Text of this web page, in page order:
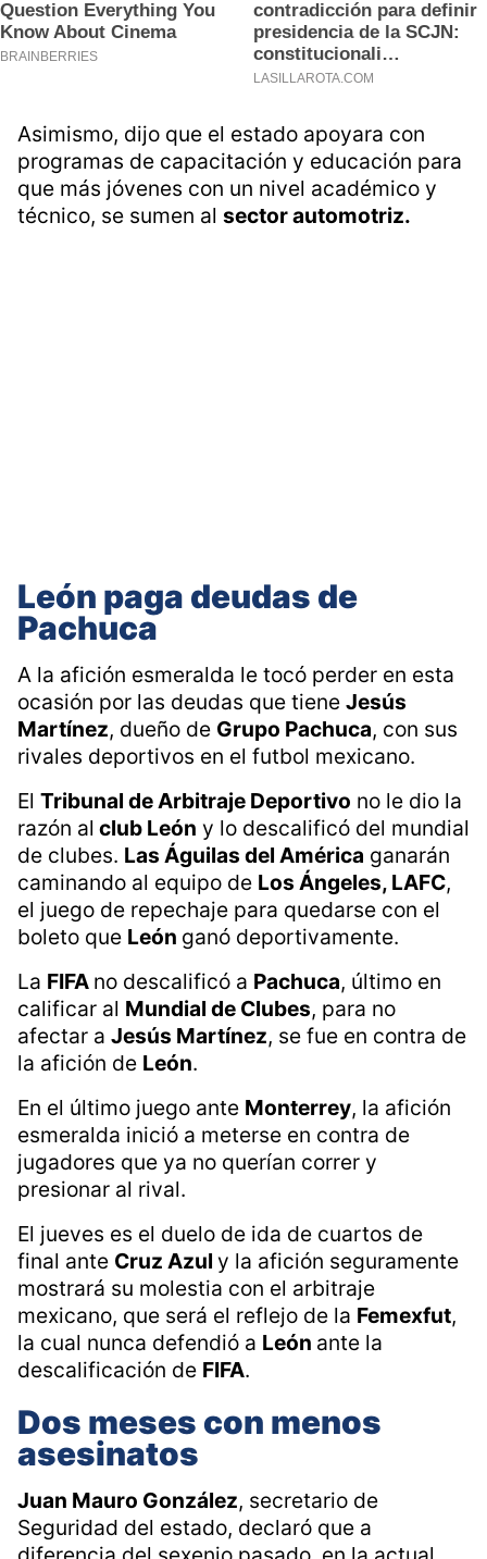
Asimismo, dijo que el estado apoyara con
programas de capacitación y educación para
que más jóvenes con un nivel académico y
técnico, se sumen al sector automotriz.
León paga deudas de
Pachuca
A la afición esmeralda le tocó perder en esta
ocasión por las deudas que tiene Jesús
Martínez, dueño de Grupo Pachuca, con sus
rivales deportivos en el futbol mexicano.
El Tribunal de Arbitraje Deportivo no le dio la
razón al club León y lo descalificó del mundial
de clubes. Las Águilas del América ganarán
caminando al equipo de Los Ángeles, LAFC,
el juego de repechaje para quedarse con el
boleto que León ganó deportivamente.
La FIFA no descalificó a Pachuca, último en
calificar al Mundial de Clubes, para no
afectar a Jesús Martínez, se fue en contra de
la afición de León.
En el último juego ante Monterrey, la afición
esmeralda inició a meterse en contra de
jugadores que ya no querían correr y
presionar al rival.
El jueves es el duelo de ida de cuartos de
final ante Cruz Azul y la afición seguramente
mostrará su molestia con el arbitraje
mexicano, que será el reflejo de la Femexfut,
la cual nunca defendió a León ante la
descalificación de FIFA.
Dos meses con menos
asesinatos
Juan Mauro González, secretario de
Seguridad del estado, declaró que a